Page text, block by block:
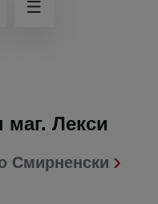
маг. Лекси
Смирненски